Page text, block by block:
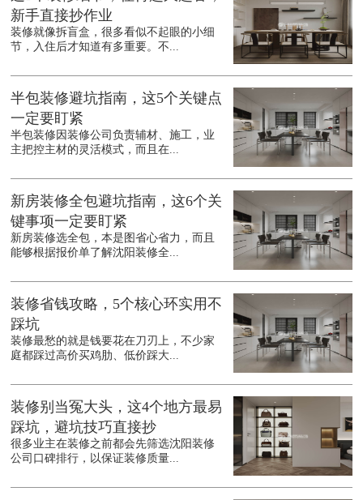
新手直接抄作业
装修就像拆盲盒，很多看似不起眼的小细
节，入住后才知道有多重要。不...
半包装修避坑指南，这5个关键点
一定要盯紧
半包装修因装修公司负责辅材、施工，业
主把控主材的灵活模式，而且在...
新房装修全包避坑指南，这6个关
键事项一定要盯紧
新房装修选全包，本是图省心省力，而且
能够根据报价单了解沈阳装修全...
装修省钱攻略，5个核心环实用不
踩坑
装修最愁的就是钱要花在刀刃上，不少家
庭都踩过高价买鸡肋、低价踩大...
装修别当冤大头，这4个地方最易
踩坑，避坑技巧直接抄
很多业主在装修之前都会先筛选沈阳装修
公司口碑排行，以保证装修质量...